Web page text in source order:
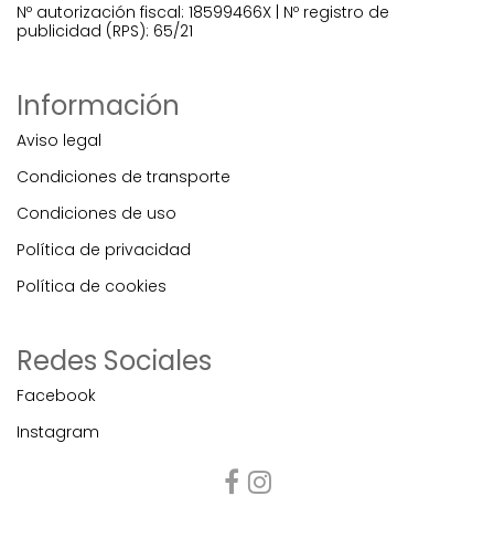
Nº autorización fiscal: 18599466X | Nº registro de
publicidad (RPS): 65/21
Información
Aviso legal
Condiciones de transporte
Condiciones de uso
Política de privacidad
Política de cookies
Redes Sociales
Facebook
Instagram